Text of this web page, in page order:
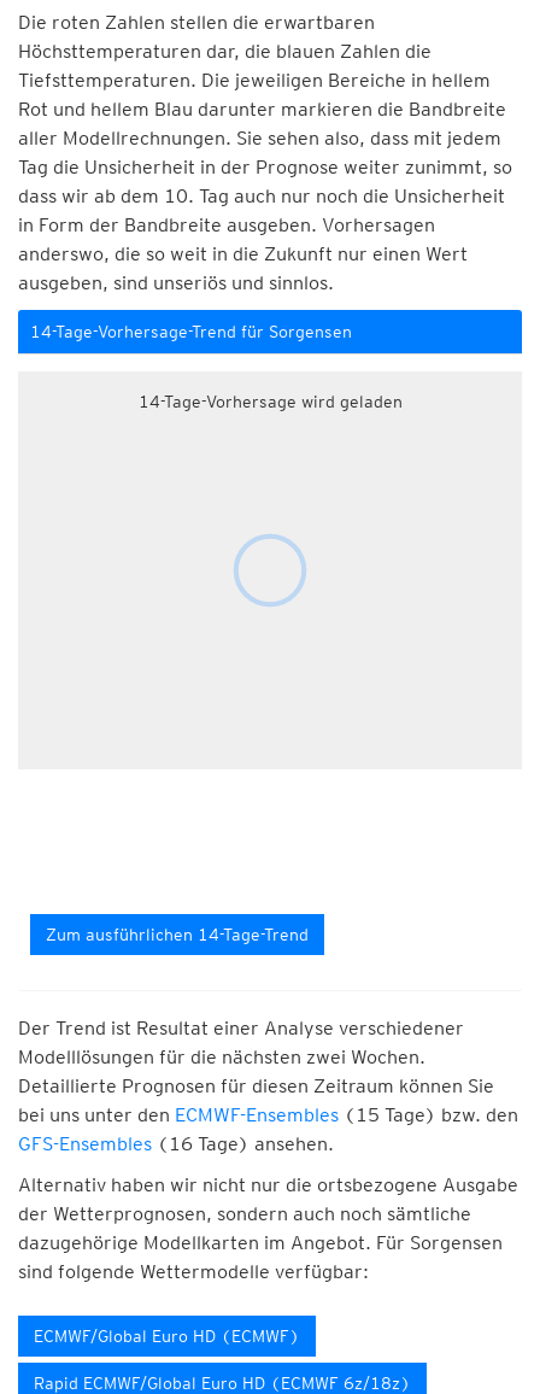
Die roten Zahlen stellen die erwartbaren
Höchsttemperaturen dar, die blauen Zahlen die
Tiefsttemperaturen. Die jeweiligen Bereiche in hellem
Rot und hellem Blau darunter markieren die Bandbreite
aller Modellrechnungen. Sie sehen also, dass mit jedem
Tag die Unsicherheit in der Prognose weiter zunimmt, so
dass wir ab dem 10. Tag auch nur noch die Unsicherheit
in Form der Bandbreite ausgeben. Vorhersagen
anderswo, die so weit in die Zukunft nur einen Wert
ausgeben, sind unseriös und sinnlos.
14-Tage-Vorhersage-Trend für Sorgensen
14-Tage-Vorhersage wird geladen
Zum ausführlichen 14-Tage-Trend
Der Trend ist Resultat einer Analyse verschiedener
Modelllösungen für die nächsten zwei Wochen.
Detaillierte Prognosen für diesen Zeitraum können Sie
bei uns unter den ECMWF-Ensembles (15 Tage) bzw. den
GFS-Ensembles (16 Tage) ansehen.
Alternativ haben wir nicht nur die ortsbezogene Ausgabe
der Wetterprognosen, sondern auch noch sämtliche
dazugehörige Modellkarten im Angebot. Für Sorgensen
sind folgende Wettermodelle verfügbar:
ECMWF/Global Euro HD (ECMWF)
Rapid ECMWF/Global Euro HD (ECMWF 6z/18z)